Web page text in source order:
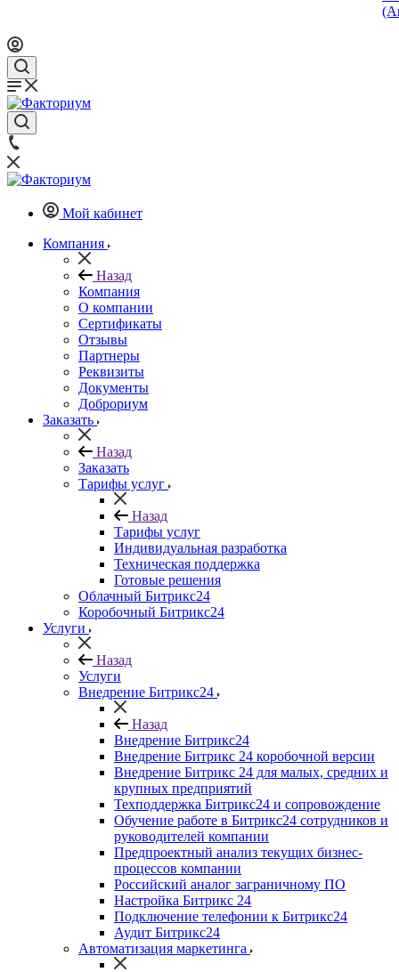
Мой кабинет
Компания
Назад
Компания
О компании
Сертификаты
Отзывы
Партнеры
Реквизиты
Документы
Доброриум
Заказать
Назад
Заказать
Тарифы услуг
Назад
Тарифы услуг
Индивидуальная разработка
Техническая поддержка
Готовые решения
Облачный Битрикс24
Коробочный Битрикс24
Услуги
Назад
Услуги
Внедрение Битрикс24
Назад
Внедрение Битрикс24
Внедрение Битрикс 24 коробочной версии
Внедрение Битрикс 24 для малых, средних и
крупных предприятий
Техподдержка Битрикс24 и сопровождение
Обучение работе в Битрикс24 сотрудников и
руководителей компании
Предпроектный анализ текущих бизнес-
процессов компании
Российский аналог заграничному ПО
Настройка Битрикс 24
Подключение телефонии к Битрикс24
Аудит Битрикс24
Автоматизация маркетинга